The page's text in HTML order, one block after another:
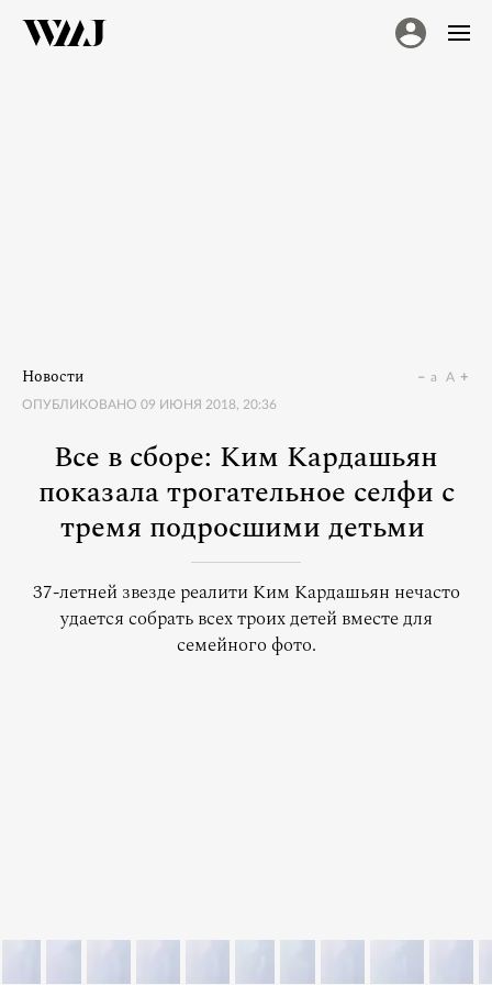
Новости
ОПУБЛИКОВАНО 09 ИЮНЯ 2018, 20:36
a A
Все в сборе: Ким Кардашьян
показала трогательное селфи с
тремя подросшими детьми
37-летней звезде реалити Ким Кардашьян нечасто
удается собрать всех троих детей вместе для
семейного фото.